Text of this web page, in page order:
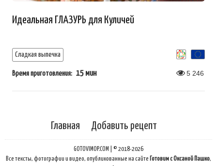
Идеальная ГЛАЗУРЬ для Куличей
Сладкая выпечка
Время приготовления: 15 мин 5 246
Главная Добавить рецепт
GOTOVIMOP.COM | © 2018-2026
Все тексты, фотографии и видео, опубликованные на сайте Готовим с Оксаной Пашко,